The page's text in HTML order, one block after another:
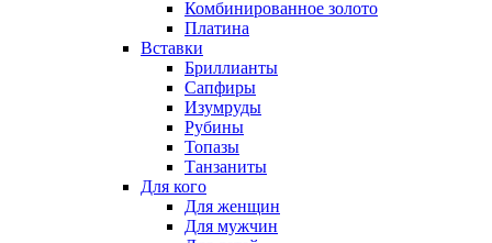
Комбинированное золото
Платина
Вставки
Бриллианты
Сапфиры
Изумруды
Рубины
Топазы
Танзаниты
Для кого
Для женщин
Для мужчин